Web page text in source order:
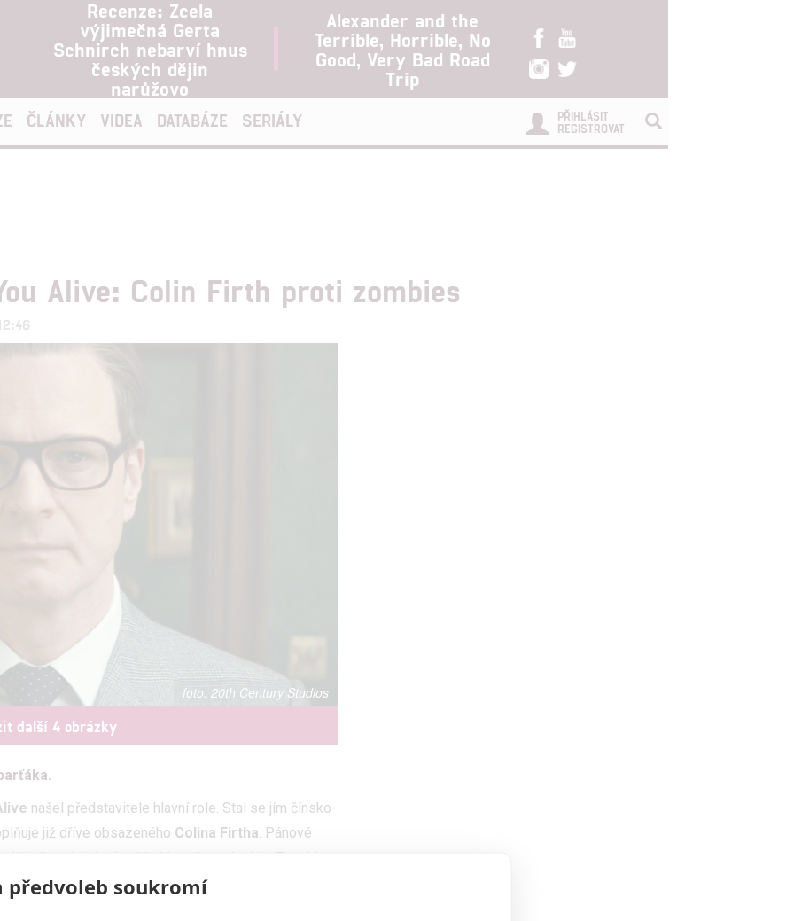
Recenze: Zcela
výjimečná Gerta
Schnirch nebarví hnus
českých dějin
narůžovo
Alexander and the
Terrible, Horrible, No
Good, Very Bad Road
Trip
ČLÁNKY VIDEA DATABÁZE SERIÁLY
PŘIHLÁSIT
REGISTROVAT
Alive: Colin Firth proti zombies
20th Century Studios
další 4 obrázky
našel představitele hlavní role. Stal se jím čínsko-
již dříve obsazeného Colina Firtha. Pánové
jež vychází z úspěšné komiksové série Zombie
se odehrává ve městě „H“, kde do vodního
jej. Všichni, kdo se následně vody napili, se změnili
předvoleb soukromí